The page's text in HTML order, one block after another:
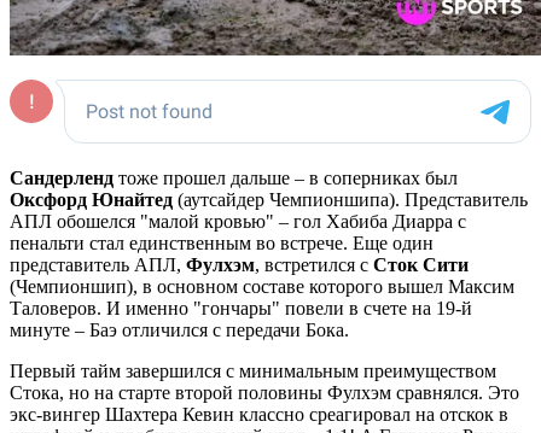
Сандерленд тоже прошел дальше – в соперниках был
Оксфорд Юнайтед (аутсайдер Чемпионшипа). Представитель
АПЛ обошелся "малой кровью" – гол Хабиба Диарра с
пенальти стал единственным во встрече. Еще один
представитель АПЛ, Фулхэм, встретился с Сток Сити
(Чемпионшип), в основном составе которого вышел Максим
Таловеров. И именно "гончары" повели в счете на 19-й
минуте – Баэ отличился с передачи Бока.
Первый тайм завершился с минимальным преимуществом
Стока, но на старте второй половины Фулхэм сравнялся. Это
экс-вингер Шахтера Кевин классно среагировал на отскок в